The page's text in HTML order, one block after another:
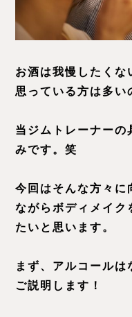
お酒は我慢したくな
思っている方は多い
当ジムトレーナーの
みです。笑
今回はそんな方々に
ながらボディメイク
たいと思います。
まず、アルコール
ご説明します！